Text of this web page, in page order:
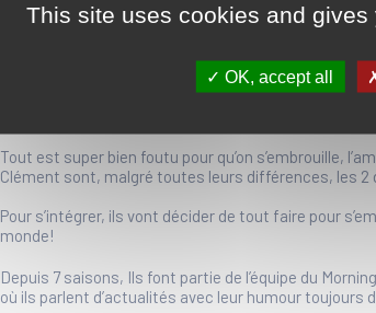
Dans ce nouveau spectacle, ils vous livrent leur
Instagram est devenu LA nouvelle religion, où les
partage, et où un petit désaccord sur le temps de
Tout est super bien foutu pour qu’on s’embrouille,
Clément sont, malgré toutes leurs différences, les 2
Pour s’intégrer, ils vont décider de tout faire pour
monde!
Depuis 7 saisons, Ils font partie de l’équipe du
où ils parlent d’actualités avec leur humour toujours
This site uses cookies and
OK, accept all